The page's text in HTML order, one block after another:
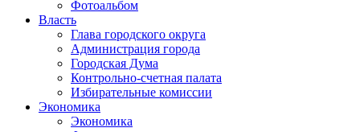
Фотоальбом
Власть
Глава городского округа
Администрация города
Городская Дума
Контрольно-счетная палата
Избирательные комиссии
Экономика
Экономика